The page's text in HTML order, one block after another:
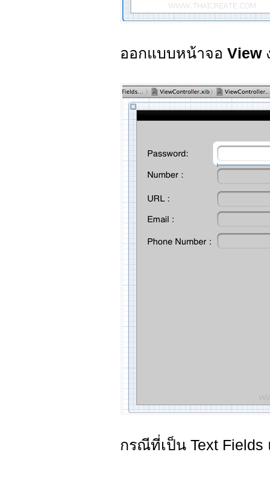
ออกแบบหน้าจอ View
กรณีที่เป็น Text